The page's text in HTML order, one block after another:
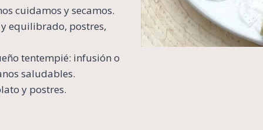
cuidamos y secamos.
equilibrado, postres,
tentempié: infusión o
saludables.
y postres.